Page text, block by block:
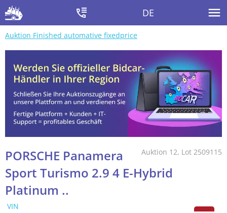
DE
Auktion Finished automative fixedprice
Auktion 12, Lot 2509115
PORSCHE Panamera
Sport Turismo 2.9 4 E-Hybrid
Platinum ..
VIN